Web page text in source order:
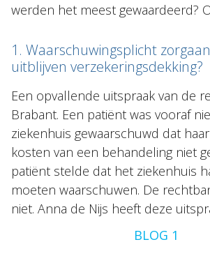
werden het meest gewaardeerd?
1. Waarschuwingsplicht
uitblijven verzekeringsdekking?
Een opvallende uitspraak van de
Brabant. Een patiënt was vooraf
ziekenhuis gewaarschuwd dat
kosten van een behandeling niet
patiënt stelde dat het ziekenhuis
moeten waarschuwen. De
niet. Anna de Nijs heeft deze
BLOG 1